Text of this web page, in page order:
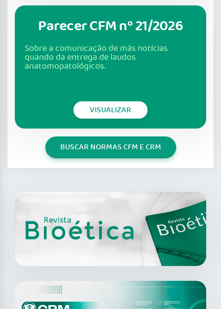
Parecer CFM nº 21/2026
Sobre a comunicação de más notícias
quando da entrega de laudos
anatomopatológicos.
VISUALIZAR
BUSCAR NORMAS CFM E CRM